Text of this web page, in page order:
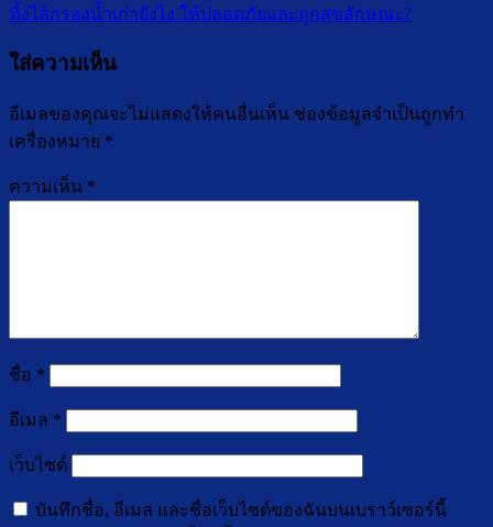
ทิ้งไส้กรองน้ำเก่ายังไง ให้ปลอดภัยและถูกสุขลักษณะ?
ใส่ความเห็น
อีเมลของคุณจะไม่แสดงให้คนอื่นเห็น ช่องข้อมูลจำเป็นถูกทำ
เครื่องหมาย *
ความเห็น *
ชื่อ *
อีเมล *
เว็บไซต์
บันทึกชื่อ, อีเมล และชื่อเว็บไซต์ของฉันบนเบราว์เซอร์นี้